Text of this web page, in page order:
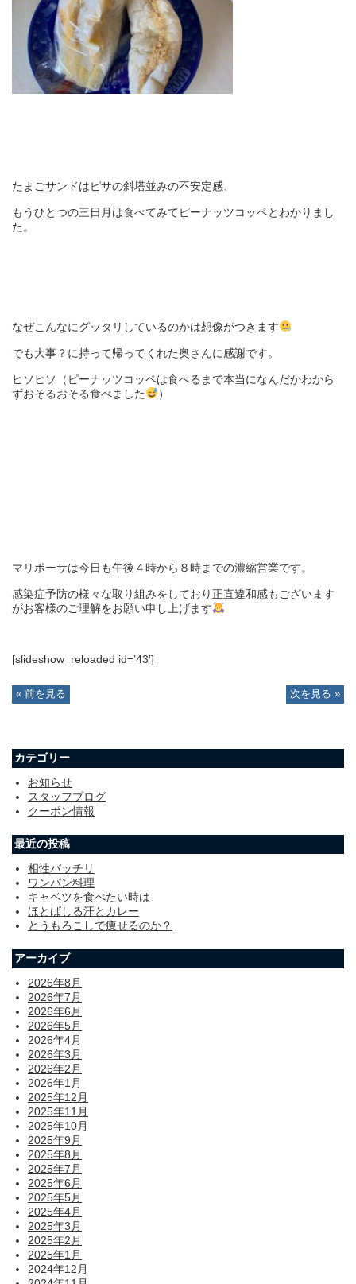
たまごサンドはピサの斜塔並みの不安定感、
もうひとつの三日月は食べてみてピーナッツコッペとわかりまし
た。
なぜこんなにグッタリしているのかは想像がつきます
でも大事？に持って帰ってくれた奥さんに感謝です。
ヒソヒソ（ピーナッツコッペは食べるまで本当になんだかわから
ずおそるおそる食べました
）
マリポーサは今日も午後４時から８時までの濃縮営業です。
感染症予防の様々な取り組みをしており正直違和感もございます
がお客様のご理解をお願い申し上げます
[slideshow_reloaded id=’43’]
« 前を見る 次を見る »
カテゴリー
お知らせ
スタッフブログ
クーポン情報
最近の投稿
相性バッチリ
ワンパン料理
キャベツを食べたい時は
ほとばしる汗とカレー
とうもろこしで痩せるのか？
アーカイブ
2026年8月
2026年7月
2026年6月
2026年5月
2026年4月
2026年3月
2026年2月
2026年1月
2025年12月
2025年11月
2025年10月
2025年9月
2025年8月
2025年7月
2025年6月
2025年5月
2025年4月
2025年3月
2025年2月
2025年1月
2024年12月